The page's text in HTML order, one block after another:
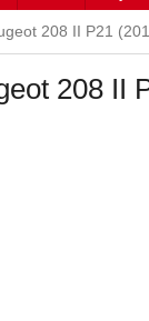
208 II P21
208 II